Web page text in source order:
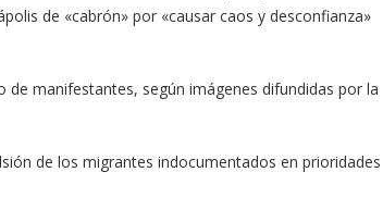
de «cabrón» por «causar caos y desconfianza»
manifestantes, según imágenes difundidas por la
de los migrantes indocumentados en prioridades